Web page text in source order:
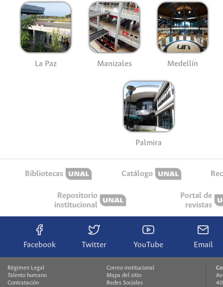
La Paz Manizales Medellín
Palmira
Bibliotecas Catálogo
Repositorio
institucional
Portal de
revistas
Facebook Twitter YouTube Email
Régimen Legal
Talento humano
Contratación
Correo institucional
Mapa del sitio
Redes Sociales